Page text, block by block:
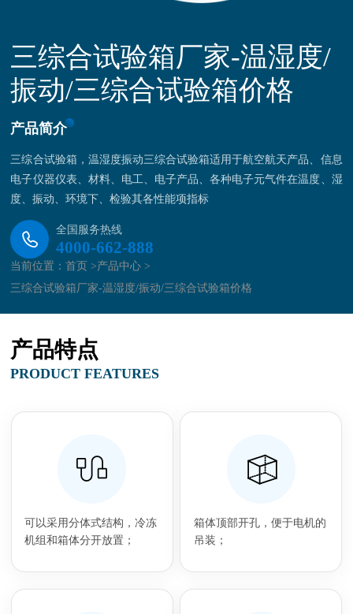
三综合试验箱厂家-温湿度/
振动/三综合试验箱价格
产品简介
三综合试验箱，温湿度振动三综合试验箱适用于航空航天产品、信息
电子仪器仪表、材料、电工、电子产品、各种电子元气件在温度、湿
度、振动、环境下、检验其各性能项指标
全国服务热线
4000-662-888
当前位置：首页 >产品中心 >
三综合试验箱厂家-温湿度/振动/三综合试验箱价格
产品特点
PRODUCT FEATURES
可以采用分体式结构，冷冻
机组和箱体分开放置；
箱体顶部开孔，便于电机的
吊装；